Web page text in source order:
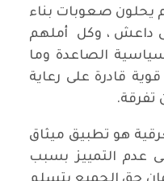
يحلون صعوبات بناء
داعش ، وكل أملهم
الصاعدة وما
قادرة على رعاية
تفرقة.
هو تطبيق ميثاق
عدم التمييز بسبب